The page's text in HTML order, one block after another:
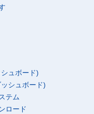
ュボード)
シュボード)
テム
ロード